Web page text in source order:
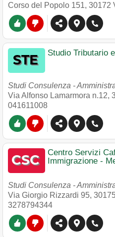
Corso del Popolo 151, 30172
Studio Tributario
Studi Consulenza -
Via Alfonso Lamarmora n.12,
041611008
Centro Servizi
Immigrazione -
Studi Consulenza -
Via Giorgio Rizzardi 95,
3278794344